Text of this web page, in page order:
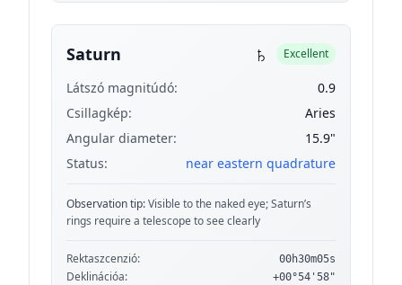
Saturn ♄ Excellent
Látszó magnitúdó:
0.9
Csillagkép:
Aries
Angular diameter:
15.9"
Status:
near eastern quadrature
Observation tip:Visible to the naked eye; Saturn’s
rings require a telescope to see clearly
Rektaszcenzió: 00h30m05s
Deklinációa: +00°54'58"